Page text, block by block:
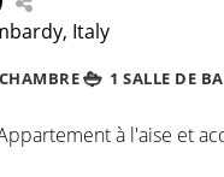
Italy
1 SALLE DE
à l'aise et